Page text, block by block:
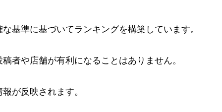
基準に基づいてランキングを構築しています。
者や店舗が有利になることはありません。
が反映されます。